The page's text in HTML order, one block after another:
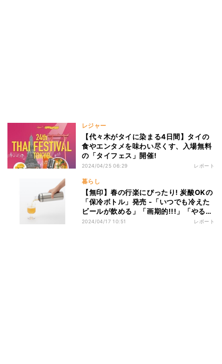
レジャー
【代々木がタイに染まる4日間】タイの
食やエンタメを味わい尽くす、入場無料
の「タイフェス」開催!
2024/04/25 06:29 レポート
暮らし
【無印】春の行楽にぴったり! 炭酸OKの
「保冷ボトル」発売 -「いつでも冷えた
ビールが飲める」「画期的!!!」「やる
な……無印良品」の声
2024/04/17 10:51 レポート